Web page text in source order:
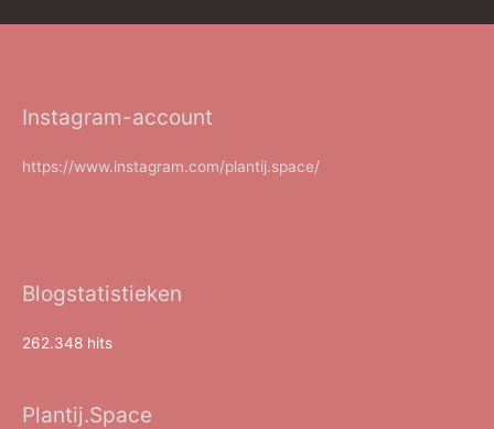
Instagram-account
https://www.instagram.com/plantij.space/
Blogstatistieken
262.348 hits
Plantij.Space